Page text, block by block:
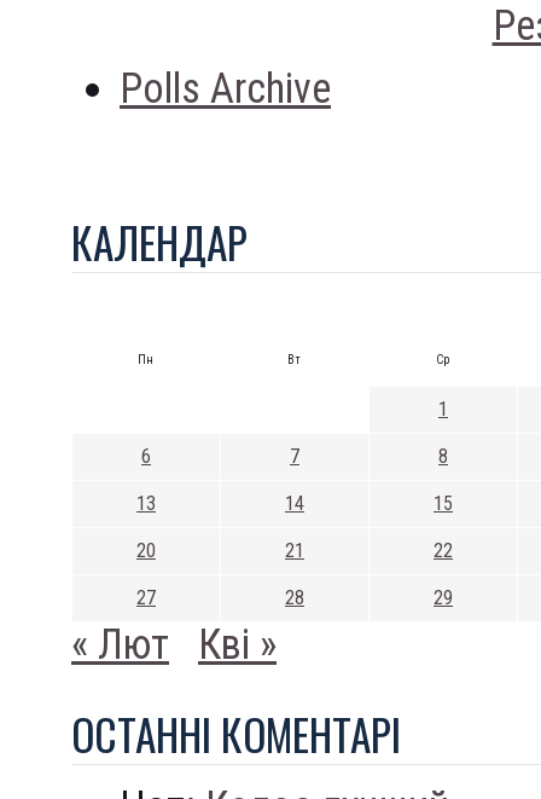
Polls Archive
КАЛЕНДАР
Пн Вт Ср
1
6 7 8
13 14 15
20 21 22
27 28 29
« Лют Кві »
ОСТАННI КОМЕНТАРI